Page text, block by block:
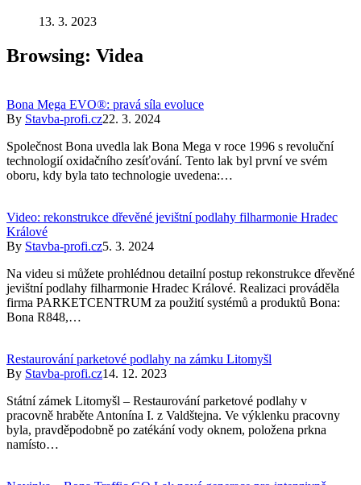
13. 3. 2023
Browsing: Videa
Bona Mega EVO®: pravá síla evoluce
By Stavba-profi.cz22. 3. 2024
Společnost Bona uvedla lak Bona Mega v roce 1996 s revoluční
technologií oxidačního zesíťování. Tento lak byl první ve svém
oboru, kdy byla tato technologie uvedena:…
Video: rekonstrukce dřevěné jevištní podlahy filharmonie Hradec
Králové
By Stavba-profi.cz5. 3. 2024
Na videu si můžete prohlédnou detailní postup rekonstrukce dřevěné
jevištní podlahy filharmonie Hradec Králové. Realizaci prováděla
firma PARKETCENTRUM za použití systémů a produktů Bona:
Bona R848,…
Restaurování parketové podlahy na zámku Litomyšl
By Stavba-profi.cz14. 12. 2023
Státní zámek Litomyšl – Restaurování parketové podlahy v
pracovně hraběte Antonína I. z Valdštejna. Ve výklenku pracovny
byla, pravděpodobně po zatékání vody oknem, položena prkna
namísto…